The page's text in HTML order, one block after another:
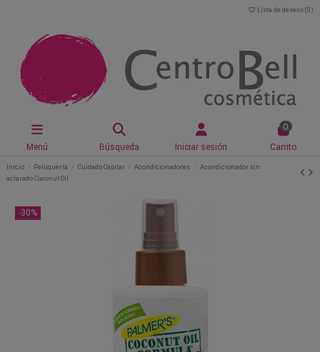
Lista de deseos (0 )
Menú Búsqueda Iniciar sesión
0
Carrito
Inicio Peluquería Cuidado Capilar Acondicionadores
Acondicionador sin
aclarado Coconut Oil
-30%